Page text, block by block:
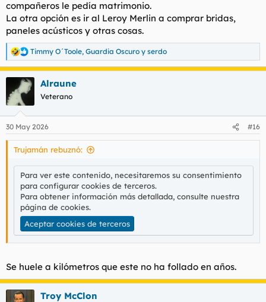
compañeros le pedía matrimonio.
La otra opción es ir al Leroy Merlin a comprar bridas,
paneles acústicos y otras cosas.
R
e
a
c
e
s
Timmy O´Toole, Guardia Oscuro y serdo
Alraune
Veterano
30 May 2026 #16
Trujamán rebuznó:
Para ver este contenido, necesitaremos su consentimiento
para configurar cookies de terceros.
Para obtener información más detallada, consulte nuestra
página de cookies.
Aceptar cookies de terceros
Se huele a kilómetros que este no ha follado en años.
Troy McClon